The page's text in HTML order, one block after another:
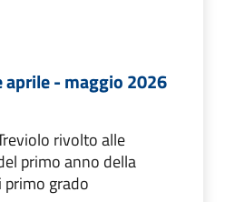
- maggio 2026
rivolto alle
primo anno della
primo grado